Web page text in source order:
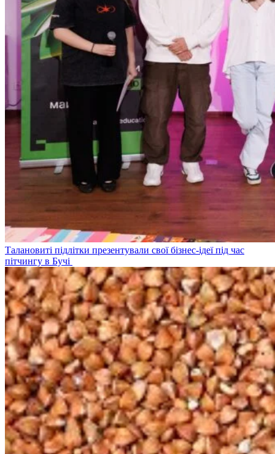
Талановиті підлітки презентували свої бізнес-ідеї під час
пітчингу в Бучі